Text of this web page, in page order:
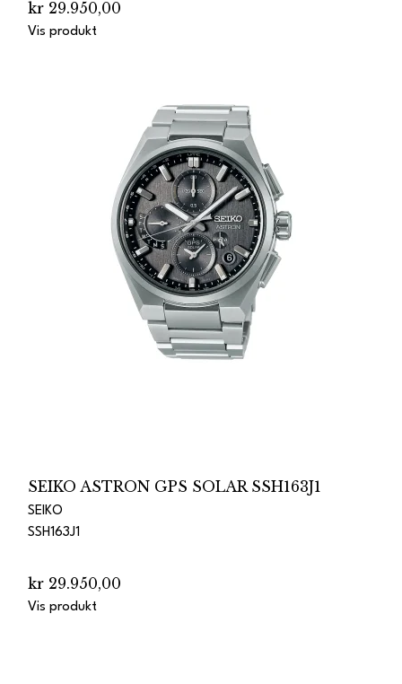
kr 29.950,00
Vis produkt
SEIKO ASTRON GPS SOLAR SSH163J1
SEIKO
SSH163J1
kr 29.950,00
Vis produkt